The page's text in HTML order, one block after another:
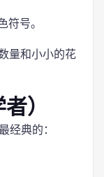
符号。
量和小小的花
）
经典的：